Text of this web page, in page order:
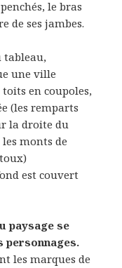
le bras
de ses jambes.
tableau,
une ville
en coupoles,
(les remparts
la droite du
monts de
est couvert
paysage se
personnages.
les marques de